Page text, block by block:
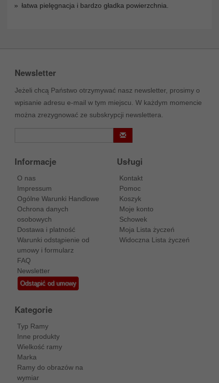
łatwa pielęgnacja i bardzo gładka powierzchnia.
Newsletter
Jeżeli chcą Państwo otrzymywać nasz newsletter, prosimy o
wpisanie adresu e-mail w tym miejscu. W każdym momencie
można zrezygnować ze subskrypcji newslettera.
Informacje
O nas
Impressum
Ogólne Warunki Handlowe
Ochrona danych
osobowych
Dostawa i platność
Warunki odstąpienie od
umowy i formularz
FAQ
Newsletter
Odstąpić od umowy
Usługi
Kontakt
Pomoc
Koszyk
Moje konto
Schowek
Moja Lista życzeń
Widoczna Lista życzeń
Kategorie
Typ Ramy
Inne produkty
Wielkość ramy
Marka
Ramy do obrazów na
wymiar